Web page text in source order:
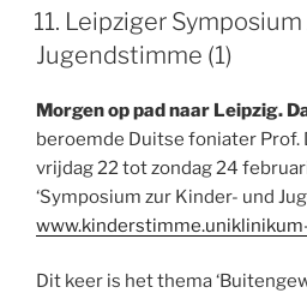
OP
11. Leipziger
Jugendstimme (1)
Morgen op pad naar Leipzig.
beroemde Duitse foniater Prof.
vrijdag 22 tot zondag 24
‘Symposium zur Kinder- und
Dit keer is het thema